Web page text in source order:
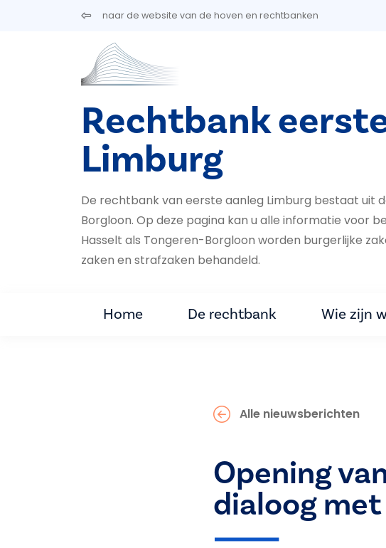
Overslaan en naar de inhoud gaannaar de website van de hoven en rechtbanken
Rechtbank
Limburg
De rechtbank van eerste aanleg Limburg bestaat uit
Borgloon. Op deze pagina kan u alle informatie voor
Hasselt als Ton­geren-Borgloon worden burgerlijke
za­ken en straf­zaken behandeld.
Home De rechtbank Wie zijn
Alle nieuwsberichten
Opening
dialoog